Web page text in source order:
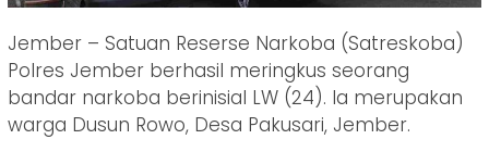
Jember – Satuan Reserse Narkoba (Satreskoba)
Polres Jember berhasil meringkus seorang
bandar narkoba berinisial LW (24). Ia merupakan
warga Dusun Rowo, Desa Pakusari, Jember.